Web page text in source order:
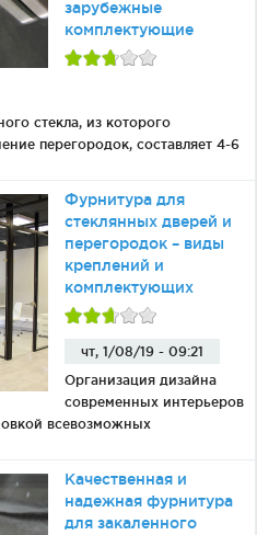
зарубежные
комплектующие
стекла, из которого
перегородок, составляет 4-6
Фурнитура для
стеклянных дверей и
перегородок – виды
креплений и
комплектующих
чт, 1/08/19 - 09:21
Организация дизайна
современных интерьеров
всевозможных
Качественная и
надежная фурнитура
для закаленного